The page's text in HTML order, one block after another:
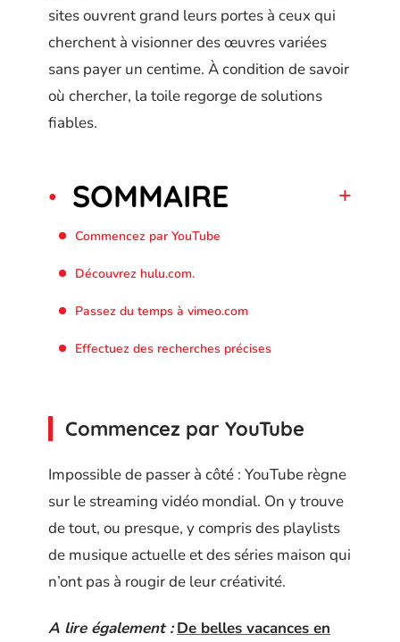
sites ouvrent grand leurs portes à ceux qui
cherchent à visionner des œuvres variées
sans payer un centime. À condition de savoir
où chercher, la toile regorge de solutions
fiables.
SOMMAIRE
Commencez par YouTube
Découvrez hulu.com.
Passez du temps à vimeo.com
Effectuez des recherches précises
Commencez par YouTube
Impossible de passer à côté : YouTube règne
sur le streaming vidéo mondial. On y trouve
de tout, ou presque, y compris des playlists
de musique actuelle et des séries maison qui
n’ont pas à rougir de leur créativité.
A lire également : De belles vacances en